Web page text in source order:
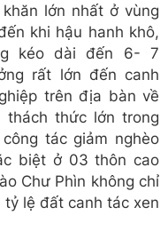
lớn nhất ở vùng
khi hậu hanh khô,
kéo dài đến 6- 7
rất lớn đến canh
trên địa bàn về
thách thức lớn trong
tác giảm nghèo
biệt ở 03 thôn cao
Chư Phìn không chỉ
lệ đất canh tác xen